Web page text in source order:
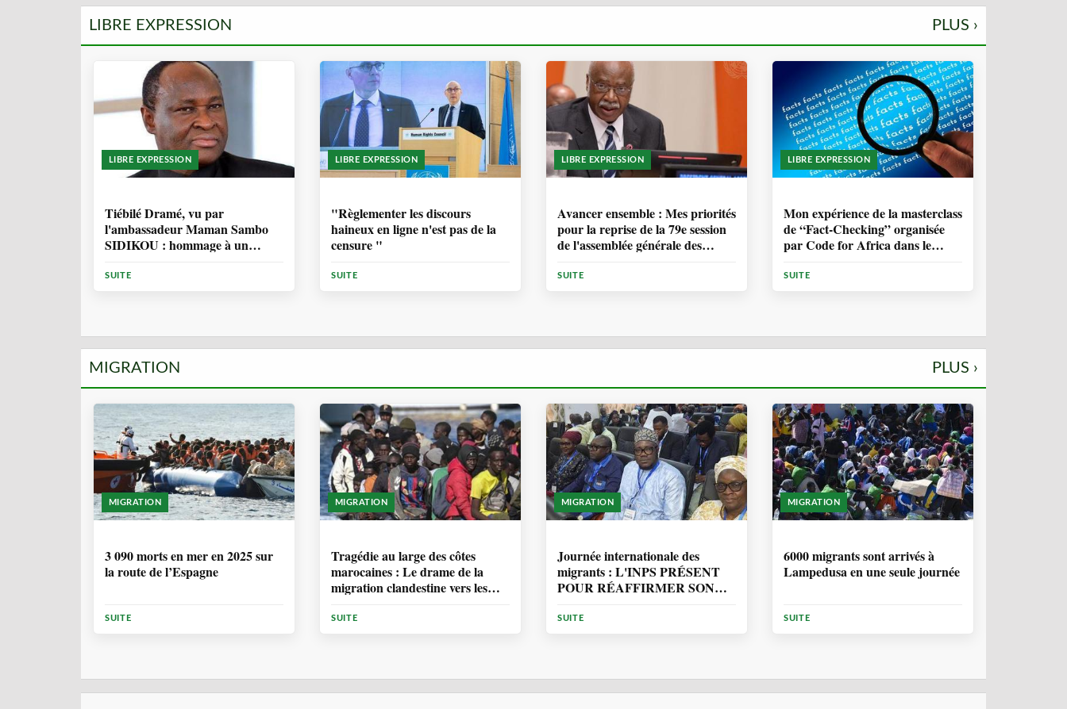
LIBRE EXPRESSION PLUS ›
LIBRE EXPRESSION
Tiébilé Dramé, vu par
l'ambassadeur Maman Sambo
SIDIKOU : hommage à un
d'inspiration
SUITE
LIBRE EXPRESSION
"Règlementer les discours
haineux en ligne n'est pas de la
censure "
SUITE
LIBRE EXPRESSION
Avancer ensemble : Mes priorités
pour la reprise de la 79e session
de l'assemblée générale des
SUITE
LIBRE EXPRESSION
Mon expérience de la masterclass
de “Fact-Checking” organisée
par Code for Africa dans le
désinformation en Afrique
SUITE
MIGRATION PLUS ›
MIGRATION
3 090 morts en mer en 2025 sur
la route de l’Espagne
SUITE
MIGRATION
Tragédie au large des côtes
marocaines : Le drame de la
migration clandestine vers les
SUITE
MIGRATION
Journée internationale des
migrants : L'INPS PRÉSENT
POUR RÉAFFIRMER SON
MATIÈRE DE PROTECTION
SUITE
MIGRATION
6000 migrants sont arrivés à
Lampedusa en une seule journée
SUITE